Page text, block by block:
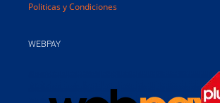
Politicas y Condiciones
WEBPAY